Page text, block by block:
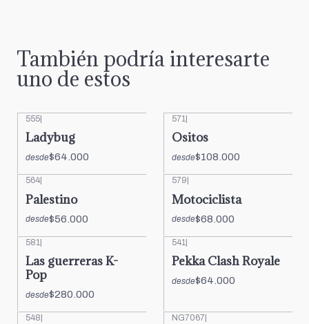
También podría interesarte
uno de estos
555
Ladybug
desde$64.000
571
Ositos
desde$108.000
564
Palestino
desde$56.000
579
Motociclista
desde$68.000
581 |
Las guerreras K-
Pop
desde$280.000
541 |
Pekka Clash Royale
desde$64.000
548 NG7067